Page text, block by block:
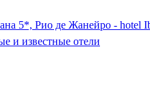
5*, Рио де Жанейро - hotel
и известные отели